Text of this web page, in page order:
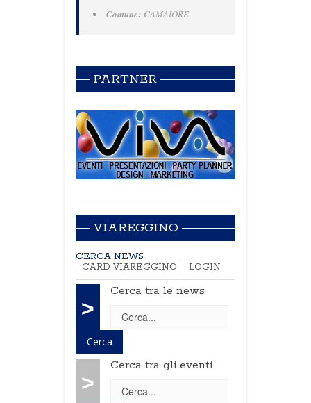
Comune: CAMAIORE
PARTNER
VIAREGGINO
CERCA NEWS
CARD VIAREGGINO
LOGIN
>
Cerca tra le news
>
Cerca tra gli eventi